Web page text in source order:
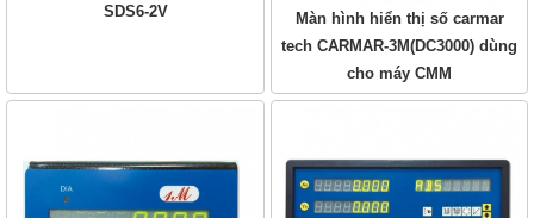
SDS6-2V
Màn hình hiển thị số carmar
tech CARMAR-3M(DC3000) dùng
cho máy CMM